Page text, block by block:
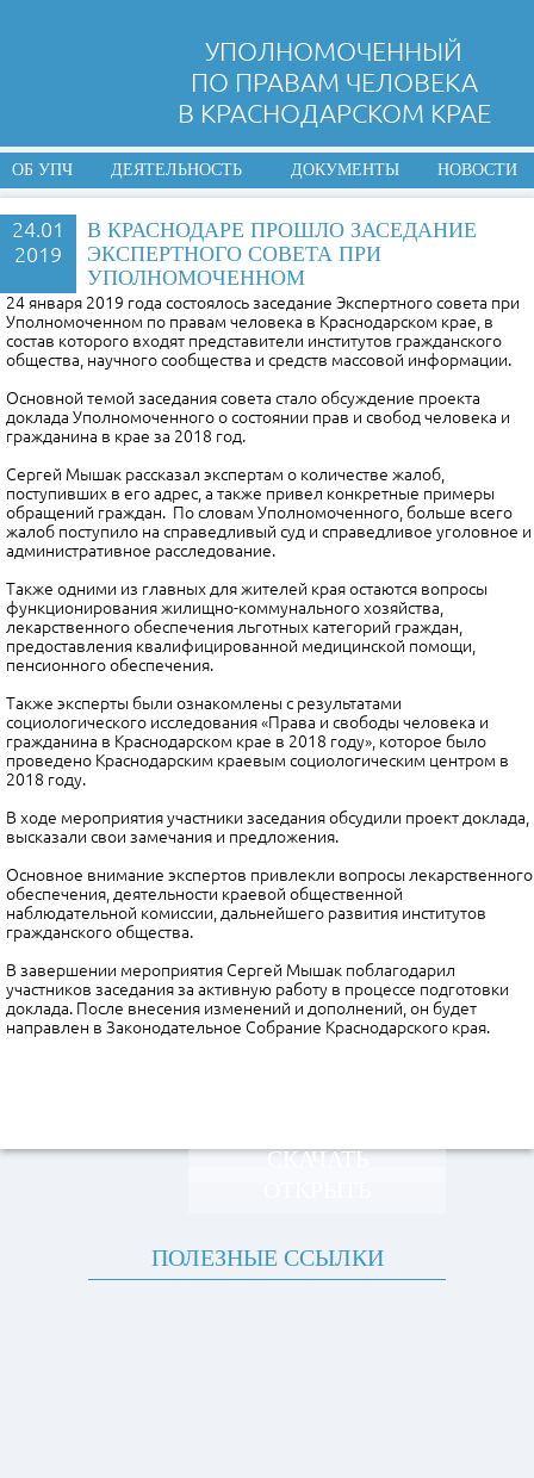
УПОЛНОМОЧЕННЫЙ
ПО ПРАВАМ ЧЕЛОВЕКА
В КРАСНОДАРСКОМ КРАЕ
ОБ УПЧ ДЕЯТЕЛЬНОСТЬ ДОКУМЕНТЫ НОВОСТИ
24.01
2019
В КРАСНОДАРЕ ПРОШЛО ЗАСЕДАНИЕ
ЭКСПЕРТНОГО СОВЕТА ПРИ
УПОЛНОМОЧЕННОМ
24 января 2019 года состоялось заседание Экспертного совета при
Уполномоченном по правам человека в Краснодарском крае, в
состав которого входят представители институтов гражданского
общества, научного сообщества и средств массовой информации.
Основной темой заседания совета стало обсуждение проекта
доклада Уполномоченного о состоянии прав и свобод человека и
гражданина в крае за 2018 год.
Сергей Мышак рассказал экспертам о количестве жалоб,
поступивших в его адрес, а также привел конкретные примеры
обращений граждан. По словам Уполномоченного, больше всего
жалоб поступило на справедливый суд и справедливое уголовное и
административное расследование.
Также одними из главных для жителей края остаются вопросы
функционирования жилищно-коммунального хозяйства,
лекарственного обеспечения льготных категорий граждан,
предоставления квалифицированной медицинской помощи,
пенсионного обеспечения.
Также эксперты были ознакомлены с результатами
социологического исследования «Права и свободы человека и
гражданина в Краснодарском крае в 2018 году», которое было
проведено Краснодарским краевым социологическим центром в
2018 году.
В ходе мероприятия участники заседания обсудили проект доклада,
высказали свои замечания и предложения.
Основное внимание экспертов привлекли вопросы лекарственного
обеспечения, деятельности краевой общественной
наблюдательной комиссии, дальнейшего развития институтов
гражданского общества.
В завершении мероприятия Сергей Мышак поблагодарил
участников заседания за активную работу в процессе подготовки
доклада. После внесения изменений и дополнений, он будет
направлен в Законодательное Собрание Краснодарского края.
СКАЧАТЬ
ПОЛЕЗНЫЕ ССЫЛКИ